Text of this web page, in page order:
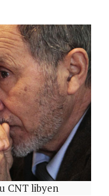
CNT libyen